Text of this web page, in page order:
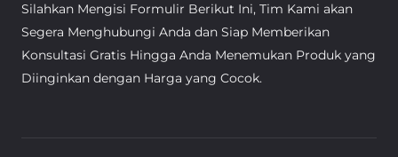
Silahkan Mengisi Formulir Berikut Ini, Tim Kami akan
Segera Menghubungi Anda dan Siap Memberikan
Konsultasi Gratis Hingga Anda Menemukan Produk yang
Diinginkan dengan Harga yang Cocok.